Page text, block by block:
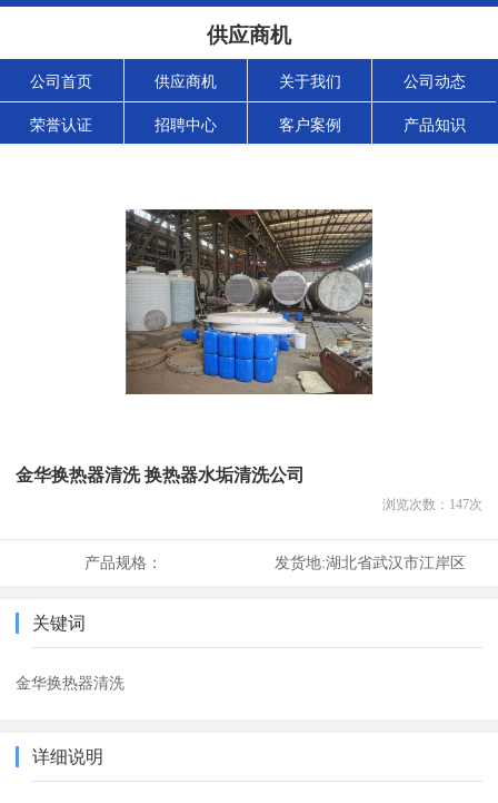
供应商机
公司首页 供应商机 关于我们 公司动态
荣誉认证 招聘中心 客户案例 产品知识
金华换热器清洗 换热器水垢清洗公司
浏览次数： 147次
产品规格： 发货地:湖北省武汉市江岸区
关键词
金华换热器清洗
详细说明